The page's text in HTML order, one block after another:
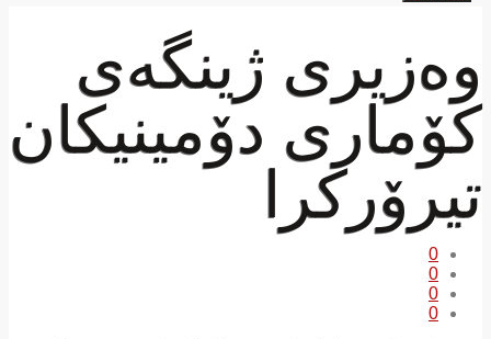
وەزیری ژینگەی
کۆماری دۆمینیکان
تیرۆركرا
0
0
0
0